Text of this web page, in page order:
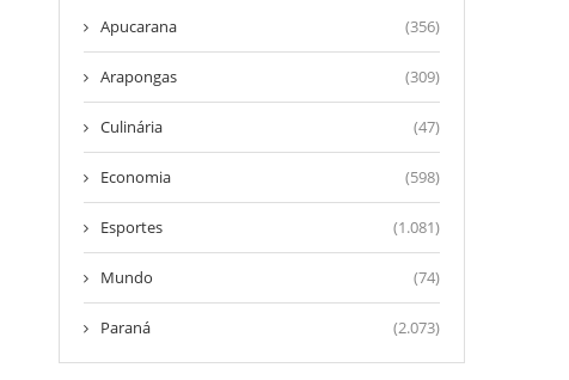
Apucarana (356)
Arapongas (309)
Culinária (47)
Economia (598)
Esportes (1.081)
Mundo (74)
Paraná (2.073)